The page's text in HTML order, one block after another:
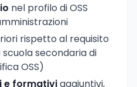
nel profilo di OSS
rispetto al requisito
secondaria di
OSS)
e formativiaggiuntivi,